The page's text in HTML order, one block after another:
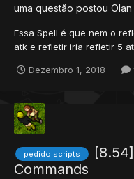
uma questão postou
Essa Spell é que nem o
atk e refletir iria refletir 5
Dezembro 1, 2018
pedido scripts
Commands